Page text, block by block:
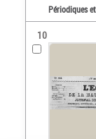
Périodiques
10